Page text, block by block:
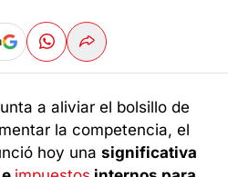
a aliviar el bolsillo de
la competencia, el
hoy unasignificativa